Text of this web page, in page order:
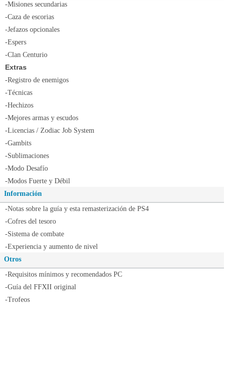
-Misiones secundarias
-Caza de escorias
-Jefazos opcionales
-Espers
-Clan Centurio
Extras
-Registro de enemigos
-Técnicas
-Hechizos
-Mejores armas y escudos
-Licencias / Zodiac Job System
-Gambits
-Sublimaciones
-Modo Desafío
-Modos Fuerte y Débil
Información
-Notas sobre la guía y esta remasterización de PS4
-Cofres del tesoro
-Sistema de combate
-Experiencia y aumento de nivel
Otros
-Requisitos mínimos y recomendados PC
-Guía del FFXII original
-Trofeos